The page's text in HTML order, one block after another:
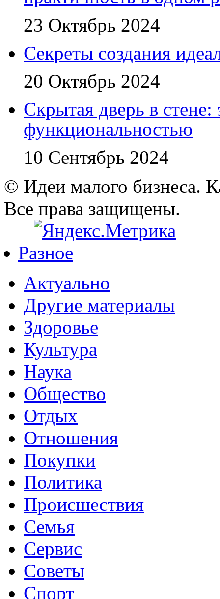
23 Октябрь 2024
Секреты создания
20 Октябрь 2024
Скрытая дверь в
функциональностью
10 Сентябрь 2024
© Идеи малого бизнеса.
Все права защищены.
Разное
Актуально
Другие материалы
Здоровье
Культура
Наука
Общество
Отдых
Отношения
Покупки
Политика
Происшествия
Семья
Сервис
Советы
Спорт